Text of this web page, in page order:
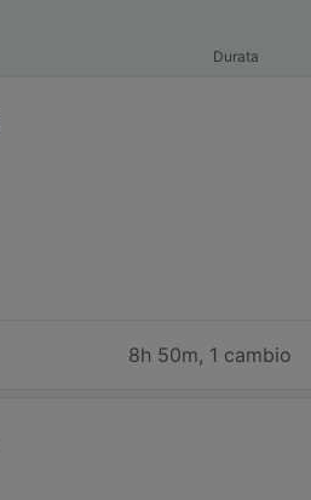
Durata
8h 50m, 1 cambio